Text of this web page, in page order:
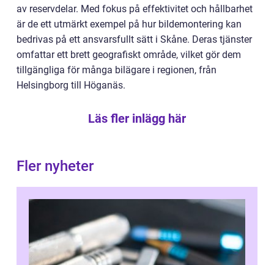
av reservdelar. Med fokus på effektivitet och hållbarhet
är de ett utmärkt exempel på hur bildemontering kan
bedrivas på ett ansvarsfullt sätt i Skåne. Deras tjänster
omfattar ett brett geografiskt område, vilket gör dem
tillgängliga för många bilägare i regionen, från
Helsingborg till Höganäs.
Läs fler inlägg här
Fler nyheter